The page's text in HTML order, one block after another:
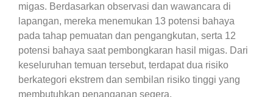
migas. Berdasarkan observasi dan wawancara di
lapangan, mereka menemukan 13 potensi bahaya
pada tahap pemuatan dan pengangkutan, serta 12
potensi bahaya saat pembongkaran hasil migas. Dari
keseluruhan temuan tersebut, terdapat dua risiko
berkategori ekstrem dan sembilan risiko tinggi yang
membutuhkan penanganan segera.